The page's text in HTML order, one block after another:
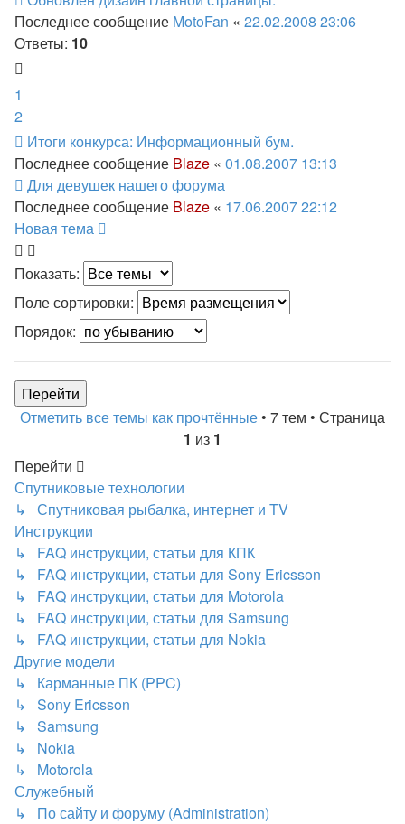
Последнее сообщение MotoFan « 22.02.2008 23:06
Ответы: 10
1
2
Итоги конкурса: Информационный бум.
Последнее сообщение Blaze « 01.08.2007 13:13
Для девушек нашего форума
Последнее сообщение Blaze « 17.06.2007 22:12
Новая тема
Показать:
Поле сортировки:
Порядок:
Отметить все темы как прочтённые • 7 тем • Страница
1 из 1
Перейти
Спутниковые технологии
↳ Спутниковая рыбалка, интернет и TV
Инструкции
↳ FAQ инструкции, статьи для КПК
↳ FAQ инструкции, статьи для Sony Ericsson
↳ FAQ инструкции, статьи для Motorola
↳ FAQ инструкции, статьи для Samsung
↳ FAQ инструкции, статьи для Nokia
Другие модели
↳ Карманные ПК (PPC)
↳ Sony Ericsson
↳ Samsung
↳ Nokia
↳ Motorola
Служебный
↳ По сайту и форуму (Administration)